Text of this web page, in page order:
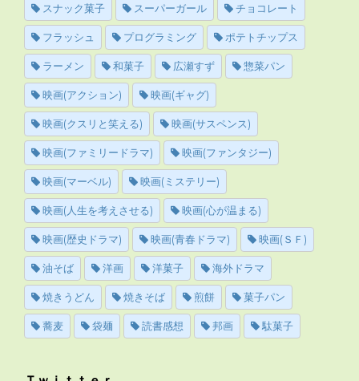
スナック菓子 スーパーガール チョコレート
フラッシュ プログラミング ポテトチップス
ラーメン 和菓子 広瀬すず 惣菜パン
映画(アクション) 映画(ギャグ)
映画(クスリと笑える) 映画(サスペンス)
映画(ファミリードラマ) 映画(ファンタジー)
映画(マーベル) 映画(ミステリー)
映画(人生を考えさせる) 映画(心が温まる)
映画(歴史ドラマ) 映画(青春ドラマ) 映画(ＳＦ)
油そば 洋画 洋菓子 海外ドラマ
焼きうどん 焼きそば 煎餅 菓子パン
蕎麦 袋麺 読書感想 邦画 駄菓子